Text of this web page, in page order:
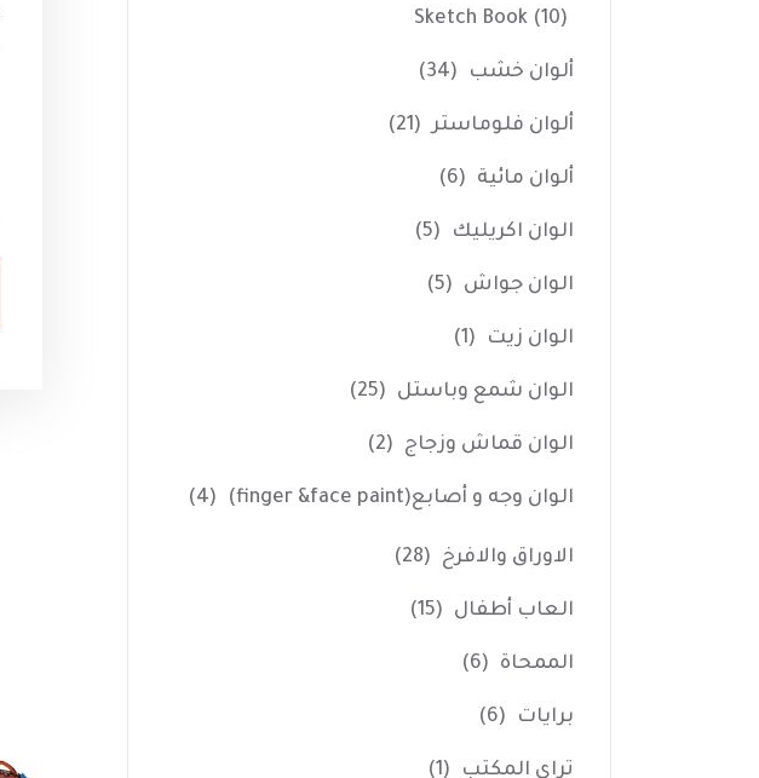
Sketch Book (10)
ألوان خشب (34)
ألوان فلوماستر (21)
ألوان مائية (6)
الوان اكريليك (5)
الوان جواش (5)
الوان زيت (1)
الوان شمع وباستل (25)
الوان قماش وزجاج (2)
الوان وجه و أصابع(finger &face paint) (4)
الاوراق والافرخ (28)
العاب أطفال (15)
الممحاة (6)
برايات (6)
تراي المكتب (1)